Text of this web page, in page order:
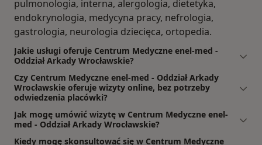
pulmonologia, interna, alergologia, dietetyka,
endokrynologia, medycyna pracy, nefrologia,
gastrologia, neurologia dziecięca, ortopedia.
Jakie usługi oferuje Centrum Medyczne enel-med -
Oddział Arkady Wrocławskie?
Czy Centrum Medyczne enel-med - Oddział Arkady
Wrocławskie oferuje wizyty online, bez potrzeby
odwiedzenia placówki?
Jak mogę umówić wizytę w Centrum Medyczne enel-
med - Oddział Arkady Wrocławskie?
Kiedy mogę skonsultować się w Centrum Medyczne